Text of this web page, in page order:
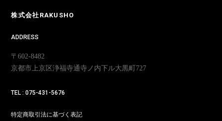
株式会社RAKUSHO
ADDRESS
〒602-8482
京都市上京区浄福寺通寺ノ内下ル大黒町727
TEL : 075-431-5676
特定商取引法に基づく表記